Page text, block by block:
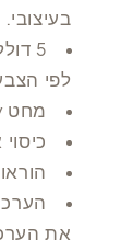
בעיצובי.
לפי
מחט Pony המתאימה לרקמה קלאסית.
כיסוי
את